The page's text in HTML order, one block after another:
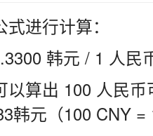
进行计算：
韩元 / 1 人民
以算出 100 人民
韩元（100 CNY =